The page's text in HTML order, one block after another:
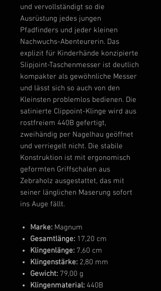
und vervollständigt so die
Ausrüstung jedes jungen
Pfadfinders und jeder kleinen
Nachwuchs-Abenteurerin. Das
explizit für Kinderhände konzipierte
Slipjoint-Taschenmesser ist deutlich
kompakter als gewöhnliche Messer
und lässt sich so auch von den
Kleinsten problemlos bedienen. Die
satinierte Clippoint-Klinge wird aus
rostfreiem 440B gefertigt,
zweihändig per Nagelhau geöffnet
und verriegelt nicht. Die stabile
Konstruktion ist mit ergonomisch
geformten Griffschalen aus
Zebraholz ausgestattet, das mit
seiner länglichen Maserung sofort
ins Auge fällt.
Marke: Magnum
Gesamtlänge: 17,20 cm
Klingenlänge: 7,60 cm
Klingenstärke: 2,80 mm
Gewicht: 79,00 g
Klingenmaterial: 440B